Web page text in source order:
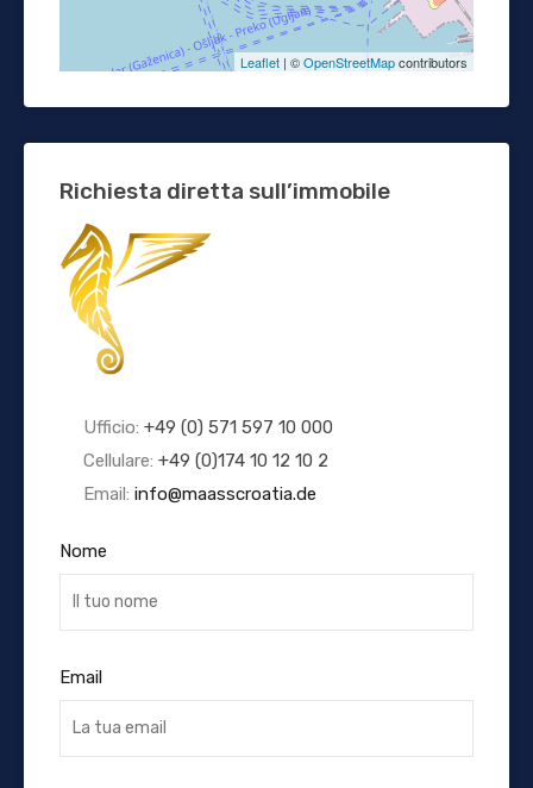
Leaflet | ©OpenStreetMapcontributors
Richiesta diretta sull’immobile
Ufficio: +49 (0) 571 597 10 000
Cellulare: +49 (0)174 10 12 10 2
Email: info@maasscroatia.de
Nome
Email